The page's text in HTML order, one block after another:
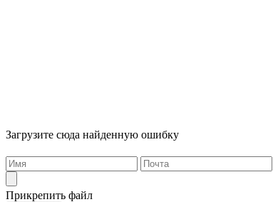
Загрузите сюда найденную ошибку
Прикрепить файл